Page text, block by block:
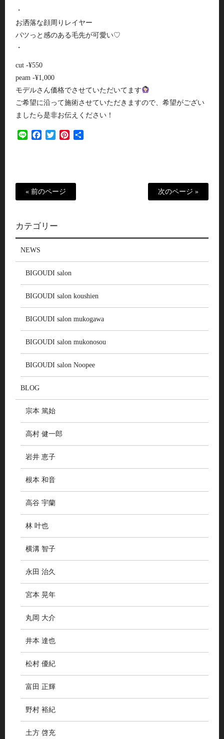
・
お洒落な顔周りレイヤー
パツっと感のある毛先が可愛い♡
・
cut -¥550
peam -¥1,000
モデルさん価格でさせていただいてます
ご希望に沿って施術させていただきますので、希望がござい
ましたら是非お伝えください！
Line FacebookTwitterPinterest
« 前のページ 次のページ »
カテゴリー
NEWS
BIGOUDI salon
BIGOUDI salon koushien
BIGOUDI salon mukogawa
BIGOUDI salon mukonosou
BIGOUDI salon Noopee
BLOG
宗本 篤始
高村 健一郎
岩井 恵子
根本 和音
高谷 宇蘭
林 叶也
横溝 智子
永田 治久
宮本 晃年
丸岡 大介
井本 達也
松村 優紀
富田 正輝
野村 裕紀
土方 啓充